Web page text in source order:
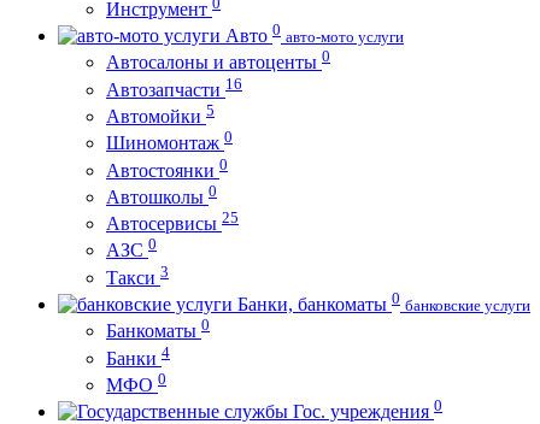
Инструмент
Авто 0 авто-мото услуги
Автосалоны и автоценты 0
Автозапчасти 16
Автомойки 5
Шиномонтаж 0
Автостоянки 0
Автошколы 0
Автосервисы 25
АЗС 0
Такси 3
Банки, банкоматы 0 банковские услуги
Банкоматы 0
Банки 4
МФО 0
Гос. учреждения 0